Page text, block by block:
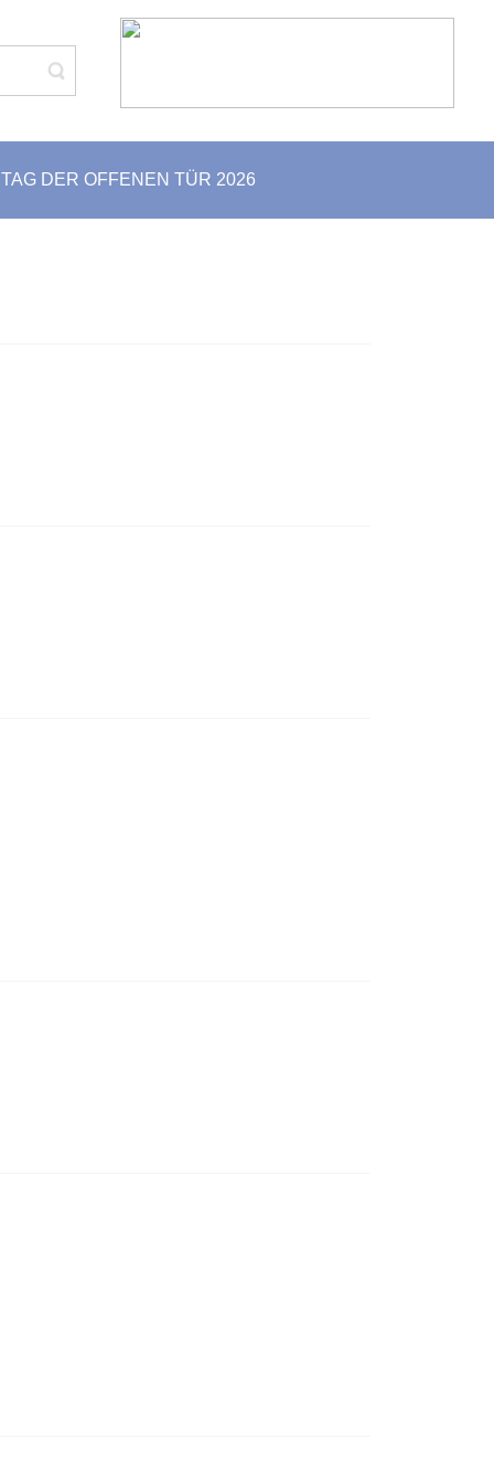
TAG DER OFFENEN TÜR 2026